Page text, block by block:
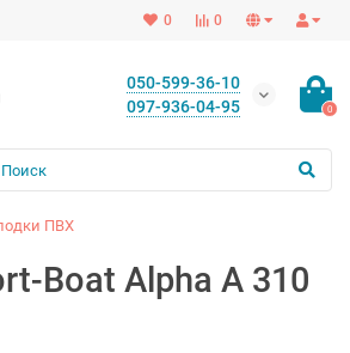
0
0
050-599-36-10
097-936-04-95
0
ПВХ
Boat Alpha А 310